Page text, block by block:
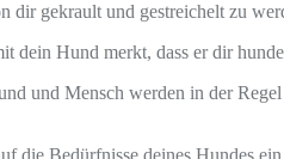
dir gekrault und gestreichelt zu
dein Hund merkt, dass er dir
und Mensch werden in der